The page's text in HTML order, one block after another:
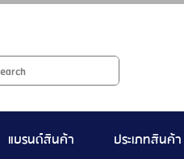
แบรนด์สินค้า ประเภทสินค้า